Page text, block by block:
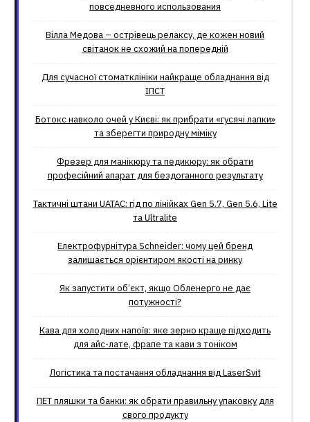
повседневного использования
Вілла Медова – острівець релаксу, де кожен новий
світанок не схожий на попередній
Для сучасної стоматклініки найкраще обладнання від
ІПСТ
Ботокс навколо очей у Києві: як прибрати «гусячі лапки»
та зберегти природну міміку
Фрезер для манікюру та педикюру: як обрати
професійний апарат для бездоганного результату
Тактичні штани UATAC: гід по лінійках Gen 5.7, Gen 5.6, Lite
та Ultralite
Електрофурнітура Schneider: чому цей бренд
залишається орієнтиром якості на ринку
Як запустити об’єкт, якщо Обленерго не дає
потужності?
Кава для холодних напоїв: яке зерно краще підходить
для айс-лате, фрапе та кави з тоніком
Логістика та постачання обладнання від LaserSvit
ПЕТ пляшки та банки: як обрати правильну упаковку для
свого продукту